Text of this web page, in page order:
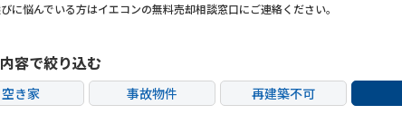
に悩んでいる方はイエコンの無料売却相談窓口にご連絡ください。
容で絞り込む
空き家 事故物件 再建築不可